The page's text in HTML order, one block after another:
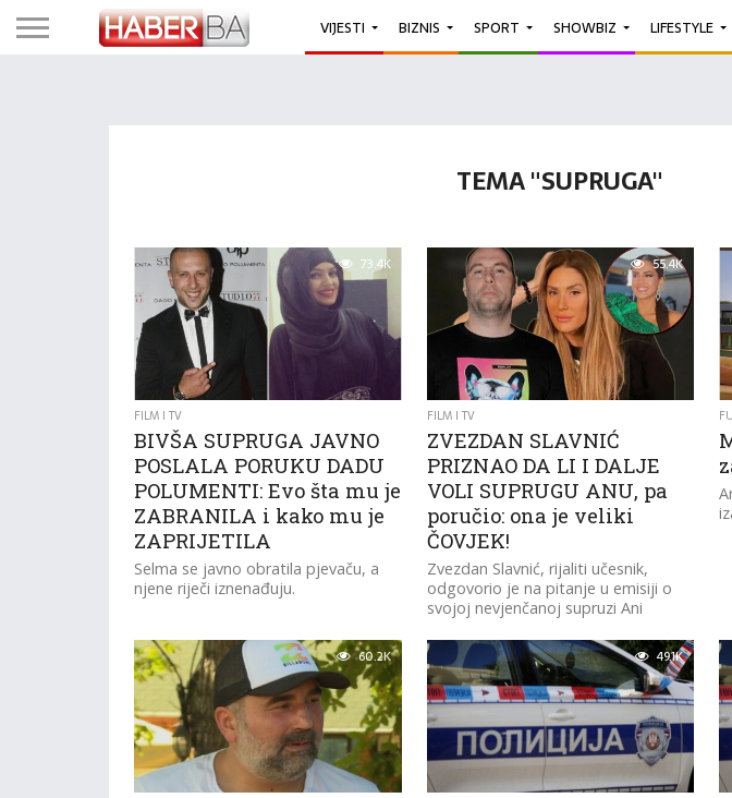
VIJESTI BIZNIS SPORT SHOWBIZ LIFESTYLE
TEMA "SUPRUGA"
73.4K
FILM I TV
BIVŠA SUPRUGA JAVNO
POSLALA PORUKU DADU
POLUMENTI: Evo šta mu je
ZABRANILA i kako mu je
ZAPRIJETILA
Selma se javno obratila pjevaču, a
njene riječi iznenađuju.
55.4K
FILM I TV
ZVEZDAN SLAVNIĆ
PRIZNAO DA LI I DALJE
VOLI SUPRUGU ANU, pa
poručio: ona je veliki
ČOVJEK!
Zvezdan Slavnić, rijaliti učesnik,
odgovorio je na pitanje u emisiji o
svojoj nevjenčanoj supruzi Ani
60.2K 49.1K